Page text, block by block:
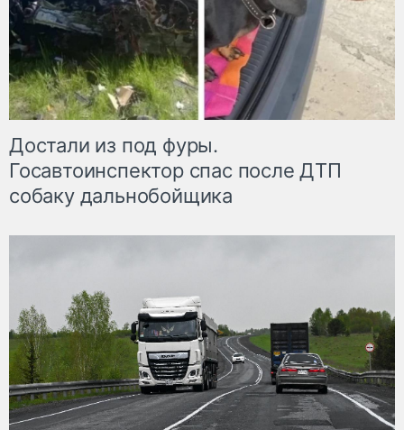
Достали из под фуры.
Госавтоинспектор спас после ДТП
собаку дальнобойщика